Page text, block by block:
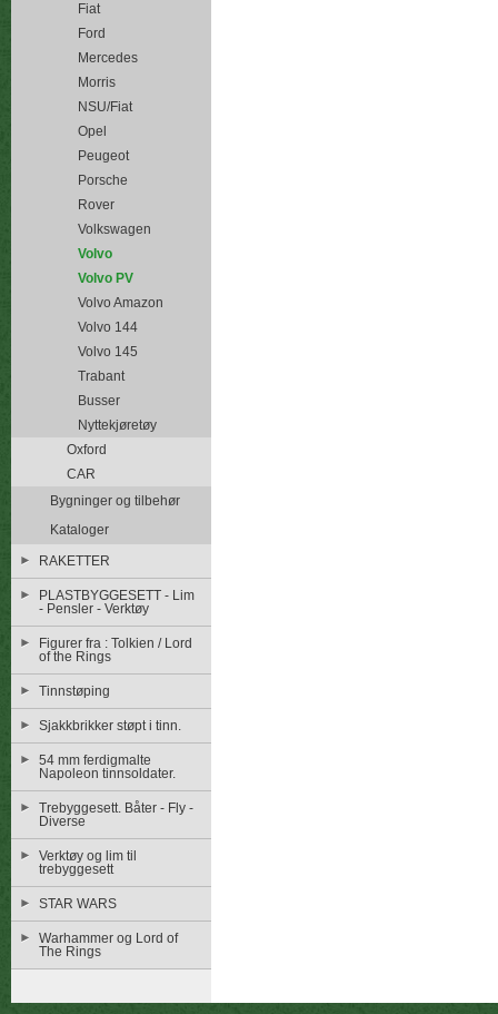
Fiat
Ford
Mercedes
Morris
NSU/Fiat
Opel
Peugeot
Porsche
Rover
Volkswagen
Volvo
Volvo PV
Volvo Amazon
Volvo 144
Volvo 145
Trabant
Busser
Nyttekjøretøy
Oxford
CAR
Bygninger og tilbehør
Kataloger
RAKETTER
PLASTBYGGESETT - Lim
- Pensler - Verktøy
Figurer fra : Tolkien / Lord
of the Rings
Tinnstøping
Sjakkbrikker støpt i tinn.
54 mm ferdigmalte
Napoleon tinnsoldater.
Trebyggesett. Båter - Fly -
Diverse
Verktøy og lim til
trebyggesett
STAR WARS
Warhammer og Lord of
The Rings